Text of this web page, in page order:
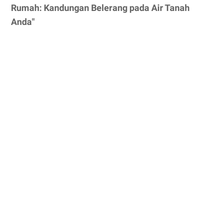
Rumah: Kandungan Belerang pada Air Tanah
Anda"